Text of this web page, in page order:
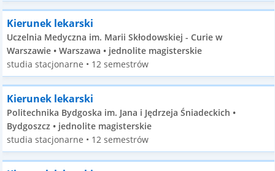
Kierunek lekarski
Uczelnia Medyczna im. Marii Skłodowskiej - Curie w
Warszawie • Warszawa • jednolite magisterskie
studia stacjonarne • 12 semestrów
Kierunek lekarski
Politechnika Bydgoska im. Jana i Jędrzeja Śniadeckich •
Bydgoszcz • jednolite magisterskie
studia stacjonarne • 12 semestrów